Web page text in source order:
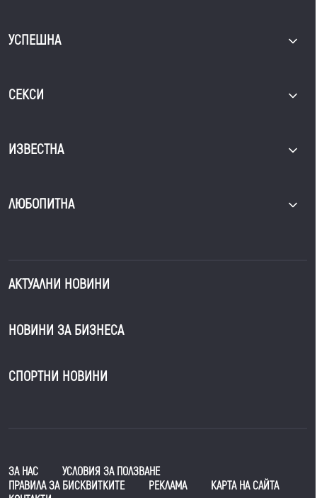
УСПЕШНА
СЕКСИ
ИЗВЕСТНА
ЛЮБОПИТНА
АКТУАЛНИ НОВИНИ
НОВИНИ ЗА БИЗНЕСА
СПОРТНИ НОВИНИ
ЗА НАС
УСЛОВИЯ ЗА ПОЛЗВАНЕ
ПРАВИЛА ЗА БИСКВИТКИТЕ
РЕКЛАМА
КАРТА НА САЙТА